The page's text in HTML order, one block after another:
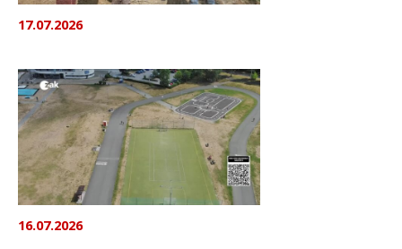
17.07.2026
16.07.2026